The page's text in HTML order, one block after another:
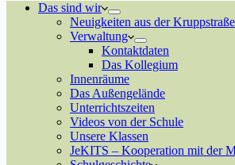
Das sind wir
Neuigkeiten aus der Kruppstraße
Verwaltung
Kontaktdaten
Das Kollegium
Innenräume
Das Außengelände
Unterrichtszeiten
Videos von der Schule
Unsere Klassen
JeKITS – Kooperation mit der